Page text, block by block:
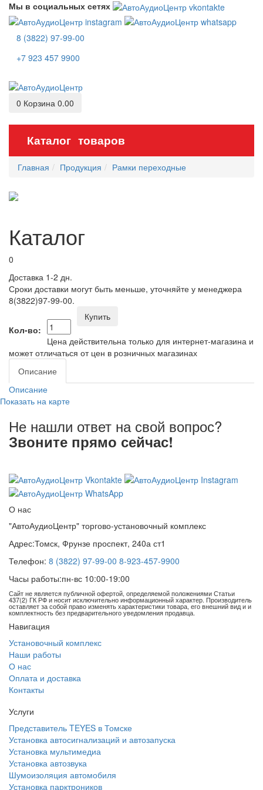
Мы в социальных сетях
8 (3822) 97-99-00
+7 923 457 9900
0 Корзина 0.00
Каталог товаров
Главная Продукция Рамки переходные
Каталог
0
Доставка 1-2 дн.
Сроки доставки могут быть меньше, уточняйте у менеджера
8(3822)97-99-00.
Кол-во:
Купить
Цена действительна только для интернет-магазина и
может отличаться от цен в розничных магазинах
Описание
Описание
Показать на карте
Не нашли ответ на свой вопрос?
Звоните прямо сейчас!
О нас
"АвтоАудиоЦентр" торгово-установочный комплекс
Адрес:Томск, Фрунзе проспект, 240а ст1
Телефон: 8 (3822) 97-99-00 8-923-457-9900
Часы работы:пн-вс 10:00-19:00
Сайт не является публичной офертой, определяемой положениями Статьи
437(2) ГК РФ и носит исключительно информационный характер. Производитель
оставляет за собой право изменять характеристики товара, его внешний вид и и
комплектность без предварительного уведомления продавца.
Навигация
Установочный комплекс
Наши работы
О нас
Оплата и доставка
Контакты
Услуги
Представитель TEYES в Томске
Установка автосигнализаций и автозапуска
Установка мультимедиа
Установка автозвука
Шумоизоляция автомобиля
Установка парктроников